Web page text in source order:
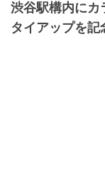
渋谷駅構内に
タイアップを